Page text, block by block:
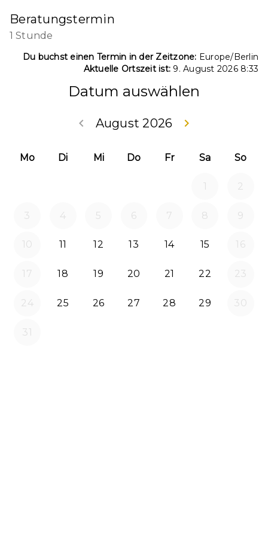
Beratungstermin
1 Stunde
Du buchst einen Termin in der Zeitzone: Europe/Berlin
Aktuelle Ortszeit ist: 9. August 2026 8:33
Datum auswählen
August 2026
keyboard_arrow_left
keyboard_arrow_right
Mo Di Mi Do Fr Sa So
1 2
3 4 5 6 7 8 9
10 11 12 13 14 15 16
17 18 19 20 21 22 23
24 25 26 27 28 29 30
31